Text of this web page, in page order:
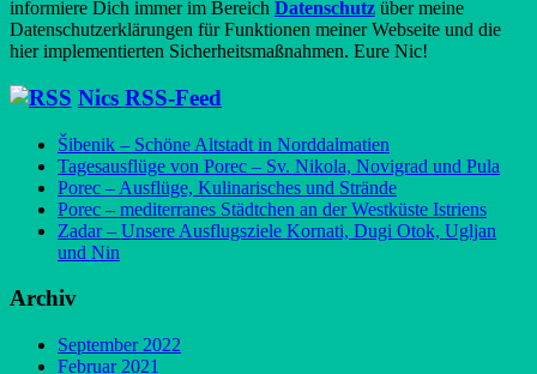
informiere Dich immer im Bereich Datenschutz über meine
Datenschutzerklärungen für Funktionen meiner Webseite und die
hier implementierten Sicherheitsmaßnahmen. Eure Nic!
Nics RSS-Feed
Šibenik – Schöne Altstadt in Norddalmatien
Tagesausflüge von Porec – Sv. Nikola, Novigrad und Pula
Porec – Ausflüge, Kulinarisches und Strände
Porec – mediterranes Städtchen an der Westküste Istriens
Zadar – Unsere Ausflugsziele Kornati, Dugi Otok, Ugljan
und Nin
Archiv
September 2022
Februar 2021